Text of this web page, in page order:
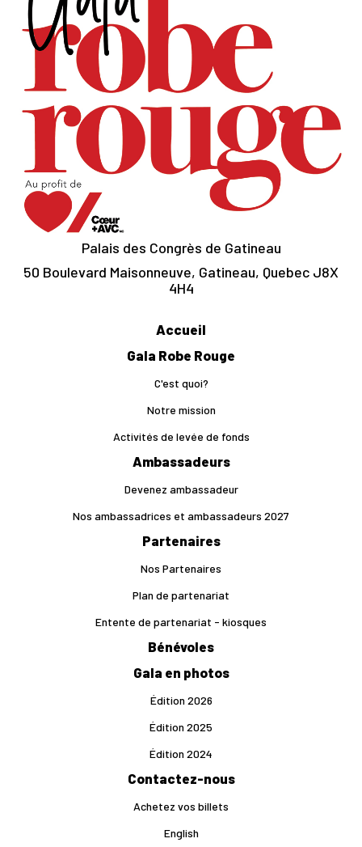
Palais des Congrès de Gatineau
50 Boulevard Maisonneuve, Gatineau, Quebec J8X
4H4
Accueil
Gala Robe Rouge
C'est quoi?
Notre mission
Activités de levée de fonds
Ambassadeurs
Devenez ambassadeur
Nos ambassadrices et ambassadeurs 2027
Partenaires
Nos Partenaires
Plan de partenariat
Entente de partenariat - kiosques
Bénévoles
Gala en photos
Édition 2026
Édition 2025
Édition 2024
Contactez-nous
Achetez vos billets
English